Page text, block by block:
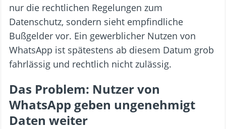
nur die rechtlichen Regelungen zum
Datenschutz, sondern sieht empfindliche
Bußgelder vor. Ein gewerblicher Nutzen von
WhatsApp ist spätestens ab diesem Datum grob
fahrlässig und rechtlich nicht zulässig.
Das Problem: Nutzer von
WhatsApp geben ungenehmigt
Daten weiter